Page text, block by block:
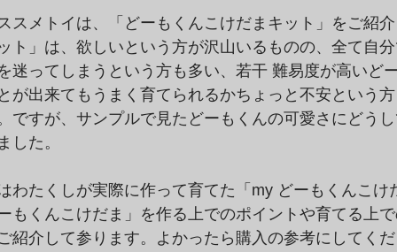
スメトイは、「どーもくんこけだまキット」をご紹
ト」は、欲しいという方が沢山いるものの、全て自
迷ってしまうという方も多い、若干 難易度が高いど
が出来てもうまく育てられるかちょっと不安という
ですが、サンプルで見たどーもくんの可愛さにどう
した。
わたくしが実際に作って育てた「my どーもくんこけ
もくんこけだま」を作る上でのポイントや育てる上
紹介して参ります。よかったら購入の参考にしてく